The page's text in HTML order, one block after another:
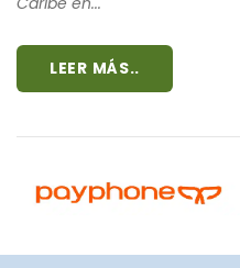
LEER MÁS..